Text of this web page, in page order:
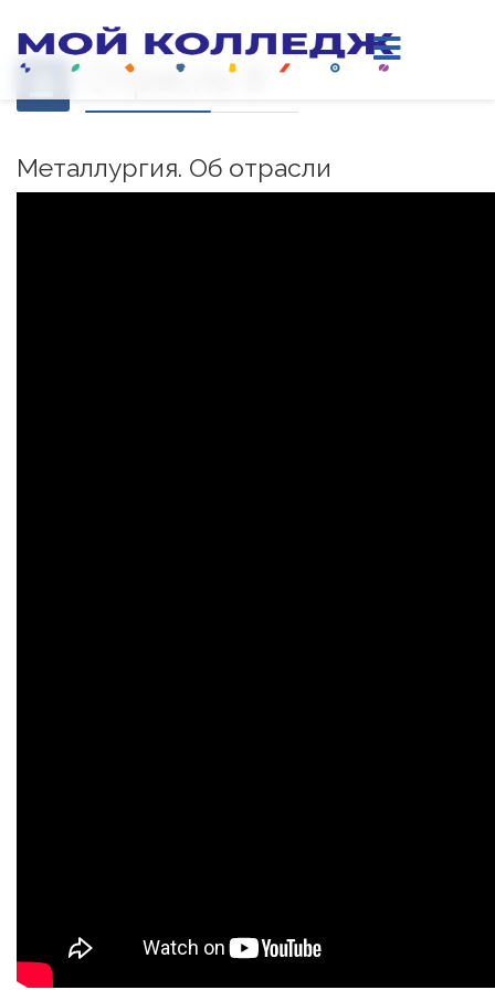
Отрасль 8
Металлургия. Об отрасли